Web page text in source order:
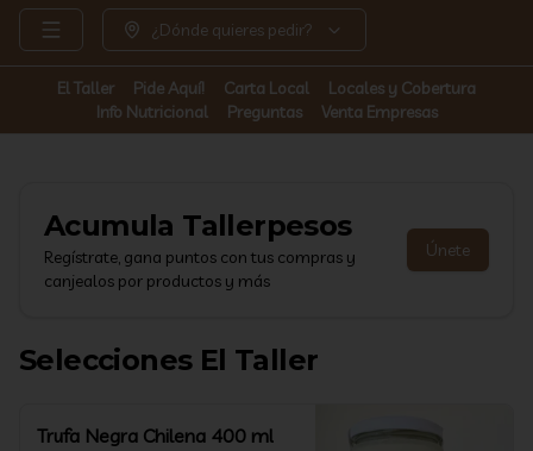
¿Dónde quieres pedir?
El Taller Pide Aquí! Carta Local
Locales y Cobertura
Info Nutricional
Preguntas Venta Empresas
Acumula Tallerpesos
Regístrate, gana puntos con tus compras y
canjealos por productos y más
Únete
Selecciones El Taller
Trufa Negra Chilena 400 ml